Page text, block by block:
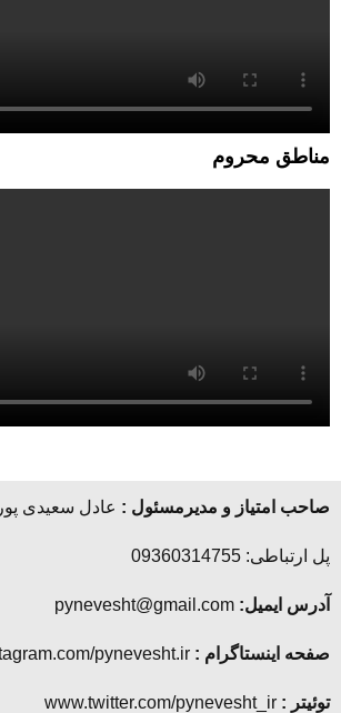
مناطق محروم
صاحب امتیاز و مدیرمسئول : عادل سعیدی پور
پل ارتباطی: 09360314755
آدرس ایمیل:
صفحه اینستاگرام :
توئیتر :